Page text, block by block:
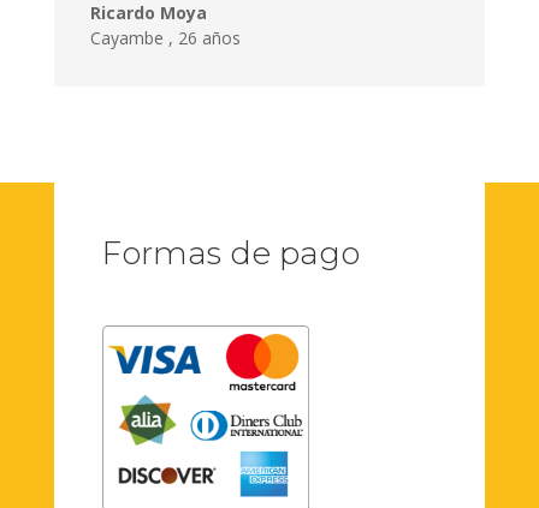
Ricardo Moya
Cayambe , 26 años
Formas de pago